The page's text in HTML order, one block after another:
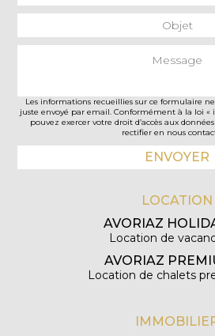
Les informations recueillies sur ce formulaire
juste envoyé par email. Conformément à la loi «
pouvez exercer votre droit d’accès aux
rectifier en nous
LOCATION
AVORIAZ
Location de
AVORIAZ
Location de chalets